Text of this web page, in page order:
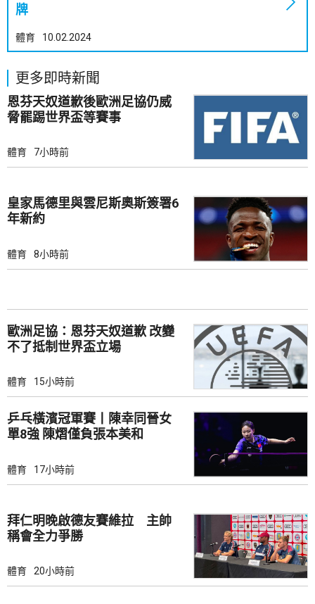
牌
體育 10.02.2024
更多即時新聞
恩芬天奴道歉後歐洲足協仍威
脅罷踢世界盃等賽事
體育 7小時前
皇家馬德里與雲尼斯奧斯簽署6
年新約
體育 8小時前
歐洲足協：恩芬天奴道歉 改變
不了抵制世界盃立場
體育 15小時前
乒乓橫濱冠軍賽丨陳幸同晉女
單8強 陳熠僅負張本美和
體育 17小時前
拜仁明晚啟德友賽維拉 主帥
稱會全力爭勝
體育 20小時前